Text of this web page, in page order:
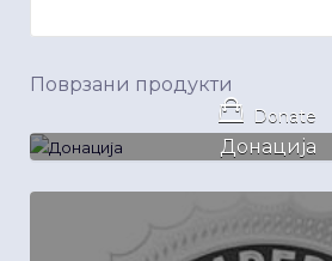
Поврзани продукти
Донација
Donate